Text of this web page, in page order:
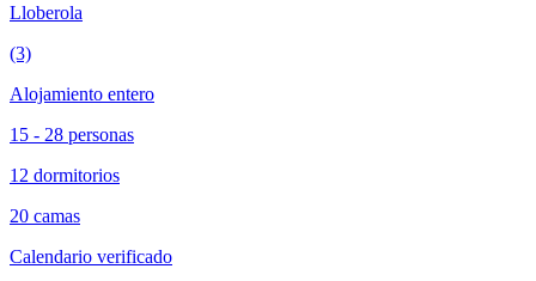
Lloberola
(3)
Alojamiento entero
15 - 28 personas
12 dormitorios
20 camas
Calendario verificado